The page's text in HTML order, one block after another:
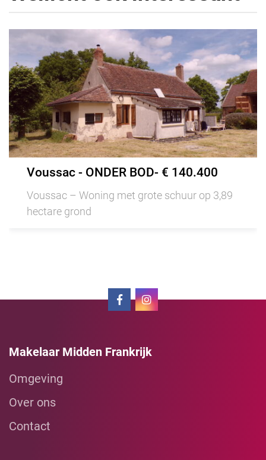
Voussac - ONDER BOD- € 140.400
Voussac – Woning met grote schuur op 3,89
hectare grond
Makelaar Midden Frankrijk
Omgeving
Over ons
Contact